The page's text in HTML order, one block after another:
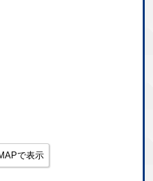
で表示